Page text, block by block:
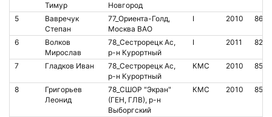
Тимур
Новгород
5
Вавречук
Степан
77_Ориента-Голд,
Москва ВАО
I 2010
6
Волков
Мирослав
78_Сестрорецк Ас,
р-н Курортный
I 2011
7 Гладков Иван
78_Сестрорецк Ас,
р-н Курортный
КМС 2010
8
Григорьев
Леонид
78_СШОР "Экран"
(ГЕН, ГЛВ), р-н
Выборгский
КМС 2010